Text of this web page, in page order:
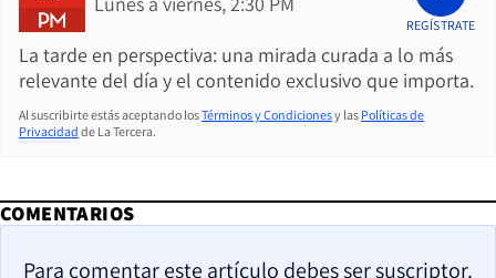
La tarde en perspectiva: una mirada curada a lo más
relevante del día y el contenido exclusivo que importa.
REGÍSTRATE
Al suscribirte estás aceptando losTérminos y Condicionesy las Políticas de
Privacidad de La Tercera.
COMENTARIOS
Para comentar este artículo debes ser suscriptor.